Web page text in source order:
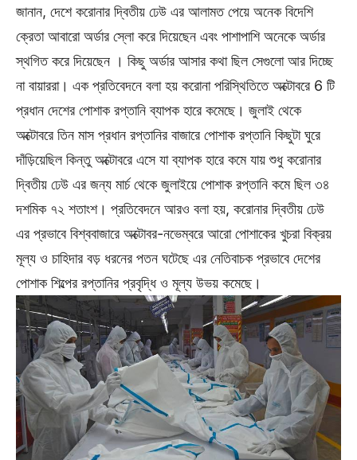
জানান, দেশে করোনার দ্বিতীয় ঢেউ এর আলামত পেয়ে অনেক বিদেশি
ক্রেতা আবারো অর্ডার স্লো করে দিয়েছেন এবং পাশাপাশি অনেকে অর্ডার
স্থগিত করে দিয়েছেন । কিছু অর্ডার আসার কথা ছিল সেগুলো আর দিচ্ছে
না বায়াররা। এক প্রতিবেদনে বলা হয় করোনা পরিস্থিতিতে অক্টোবরে 6 টি
প্রধান দেশের পোশাক রপ্তানি ব্যাপক হারে কমেছে। জুলাই থেকে
অক্টোবরে তিন মাস প্রধান রপ্তানির বাজারে পোশাক রপ্তানি কিছুটা ঘুরে
দাঁড়িয়েছিল কিন্তু অক্টোবরে এসে যা ব্যাপক হারে কমে যায় শুধু করোনার
দ্বিতীয় ঢেউ এর জন্য মার্চ থেকে জুলাইয়ে পোশাক রপ্তানি কমে ছিল ৩৪
দশমিক ৭২ শতাংশ। প্রতিবেদনে আরও বলা হয়, করোনার দ্বিতীয় ঢেউ
এর প্রভাবে বিশ্ববাজারে অক্টোবর-নভেম্বরে আরো পোশাকের খুচরা বিক্রয়
মূল্য ও চাহিদার বড় ধরনের পতন ঘটেছে এর নেতিবাচক প্রভাবে দেশের
পোশাক শিল্পের রপ্তানির প্রবৃদ্ধি ও মূল্য উভয় কমেছে।